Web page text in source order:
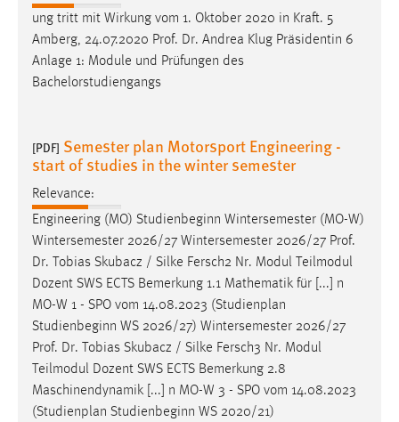
ung tritt mit Wirkung vom 1. Oktober 2020 in Kraft. 5
Amberg, 24.07.2020 Prof. Dr. Andrea Klug Präsidentin 6
Anlage 1: Module und Prüfungen des
Bachelorstudiengangs
[PDF] Semester plan Motorsport Engineering -
start of studies in the winter semester
Relevance:
Engineering (MO) Studienbeginn Wintersemester (MO-W)
Wintersemester 2026/27 Wintersemester 2026/27 Prof.
Dr. Tobias Skubacz / Silke Fersch2 Nr. Modul Teilmodul
Dozent SWS ECTS Bemerkung 1.1 Mathematik für [...] n
MO-W 1 - SPO vom 14.08.2023 (Studienplan
Studienbeginn WS 2026/27) Wintersemester 2026/27
Prof. Dr. Tobias Skubacz / Silke Fersch3 Nr. Modul
Teilmodul Dozent SWS ECTS Bemerkung 2.8
Maschinendynamik [...] n MO-W 3 - SPO vom 14.08.2023
(Studienplan Studienbeginn WS 2020/21)